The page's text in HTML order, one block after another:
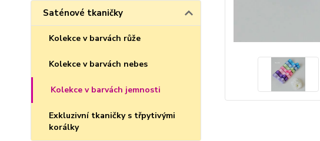
Saténové tkaničky
Kolekce v barvách růže
Kolekce v barvách nebes
Kolekce v barvách jemnosti
Exkluzivní tkaničky s třpytivými
korálky